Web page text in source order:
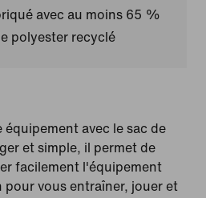
avec au moins 65 %
polyester recyclé
avec le sac de
et simple, il permet de
facilement l'équipement
pour vous entraîner, jouer et